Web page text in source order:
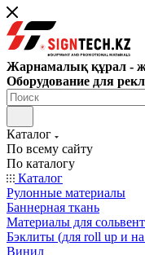
Жарнамалық құрал -
Оборудование для
Каталог
По всему сайту
По каталогу
Каталог
Рулонные материалы
Баннерная ткань
Материалы для
Бэклиты (для roll up и
Винил